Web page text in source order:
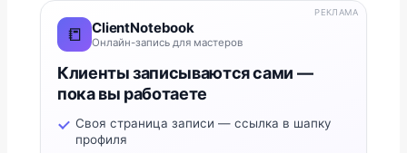
📒 ClientNotebook
Онлайн-запись для мастеров
Клиенты записываются сами —
пока вы работаете
Своя страница записи — ссылка в шапку
профиля
РЕКЛАМА